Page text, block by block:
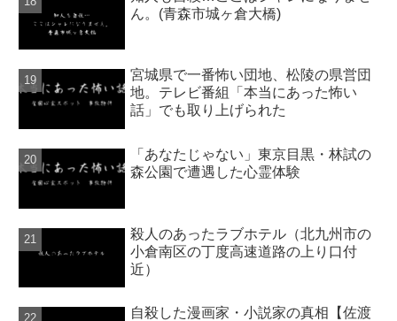
ん。(青森市城ヶ倉大橋)
宮城県で一番怖い団地、松陵の県営団
地。テレビ番組「本当にあった怖い
話」でも取り上げられた
「あなたじゃない」東京目黒・林試の
森公園で遭遇した心霊体験
殺人のあったラブホテル（北九州市の
小倉南区の丁度高速道路の上り口付
近）
自殺した漫画家・小説家の真相【佐渡